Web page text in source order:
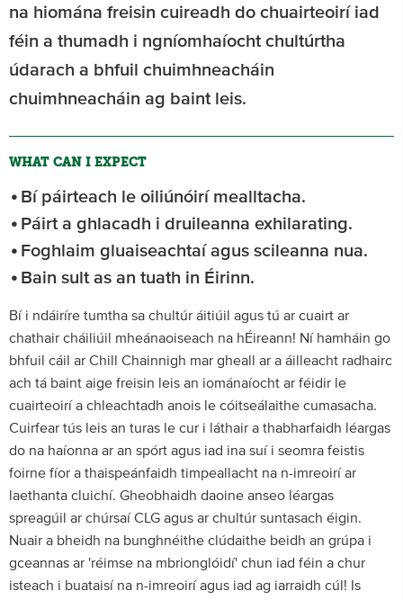
na hiomána freisin cuireadh do chuairteoirí iad
féin a thumadh i ngníomhaíocht chultúrtha
údarach a bhfuil chuimhneacháin
chuimhneacháin ag baint leis.
WHAT CAN I EXPECT
Bí páirteach le oiliúnóirí mealltacha.
Páirt a ghlacadh i druileanna exhilarating.
Foghlaim gluaiseachtaí agus scileanna nua.
Bain sult as an tuath in Éirinn.
Bí i ndáiríre tumtha sa chultúr áitiúil agus tú ar cuairt ar
chathair cháiliúil mheánaoiseach na hÉireann! Ní hamháin go
bhfuil cáil ar Chill Chainnigh mar gheall ar a áilleacht radhairc
ach tá baint aige freisin leis an iománaíocht ar féidir le
cuairteoirí a chleachtadh anois le cóitseálaithe cumasacha.
Cuirfear tús leis an turas le cur i láthair a thabharfaidh léargas
do na haíonna ar an spórt agus iad ina suí i seomra feistis
foirne fíor a thaispeánfaidh timpeallacht na n-imreoirí ar
laethanta cluichí. Gheobhaidh daoine anseo léargas
spreagúil ar chúrsaí CLG agus ar chultúr suntasach éigin.
Nuair a bheidh na bunghnéithe clúdaithe beidh an grúpa i
gceannas ar 'réimse na mbrionglóidí' chun iad féin a chur
isteach i buataisí na n-imreoirí agus iad ag iarraidh cúl! Is